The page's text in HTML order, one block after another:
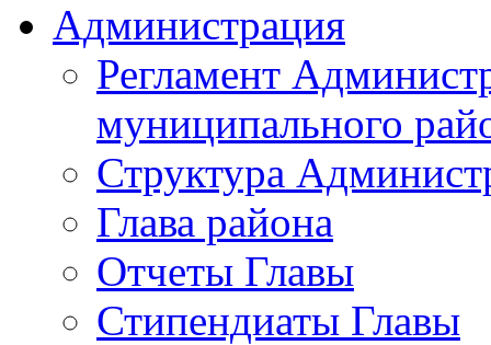
Администрация
Регламент
муниципального
Структура
Глава района
Отчеты Главы
Стипендиаты Главы